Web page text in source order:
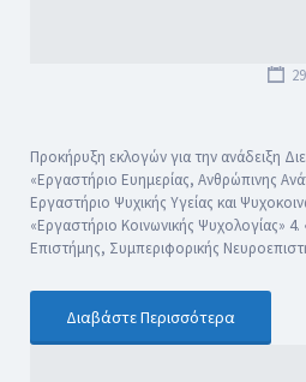
Προκήρυξη εκλογών για την ανάδειξη
«Εργαστήριο Ευημερίας, Ανθρώπινης
Εργαστήριο Ψυχικής Υγείας και
«Εργαστήριο Κοινωνικής Ψυχολογίας»
Επιστήμης, Συμπεριφορικής
Διαβάστε Περισσότερα